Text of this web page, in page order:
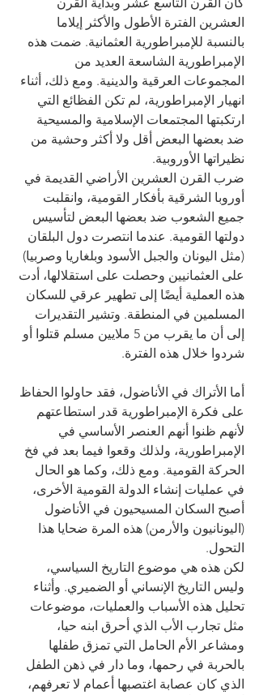
العشرين الفترة الأطول والأكثر إيلاما
بالنسبة للإمبراطورية العثمانية. ضمت هذه
الإمبراطورية الشاسعة العديد من
المجموعات العرقية والدينية. ومع ذلك، أثناء
انهيار الإمبراطورية، لم تكن الفظائع التي
ارتكبتها المجتمعات الإسلامية والمسيحية
ضد بعضها البعض أقل ولا أكثر وحشية من
نظيراتها الأوروبية.
ضرب القرن العشرين الأراضي القديمة في
أوروبا الشرقية بأفكار القومية، وانقلبت
جميع الشعوب ضد بعضها البعض لتأسيس
دولتها القومية. عندما انتصرت دول البلقان
(مثل اليونان والجبل الأسود وبلغاريا وصربيا)
على العثمانيين وحصلت على استقلالها، أدت
هذه العملية أيضًا إلى تطهير عرقي للسكان
المسلمين في المنطقة. وتشير التقديرات
إلى أن ما يقرب من 5 ملايين مسلم قتلوا أو
شردوا خلال هذه الفترة.
أما الأتراك في الأناضول، فقد حاولوا الحفاظ
على فكرة الإمبراطورية قدر استطاعتهم
لأنهم ظنوا أنهم العنصر الأساسي في
الإمبراطورية، ولذلك وقعوا فيما بعد في فخ
الحركة القومية. ومع ذلك، وكما هو الحال
في عمليات إنشاء الدولة القومية الأخرى،
أصبح السكان المسيحيون في الأناضول
(اليونانيون والأرمن) هذه المرة ضحايا هذا
التحول.
لكن هذه هي موضوع التاريخ السياسي،
وليس التاريخ الإنساني أو الضميري. وأثناء
تحليل هذه الأسباب والعمليات، موضوعات
مثل تجارب الأب الذي أحرق ابنه حيا،
ومشاعر الأم الحامل التي تمزق طفلها
بالحربة في رحمها، وما دار في ذهن الطفل
الذي كان عصابة اغتصبها أعمام لا تعرفهم،